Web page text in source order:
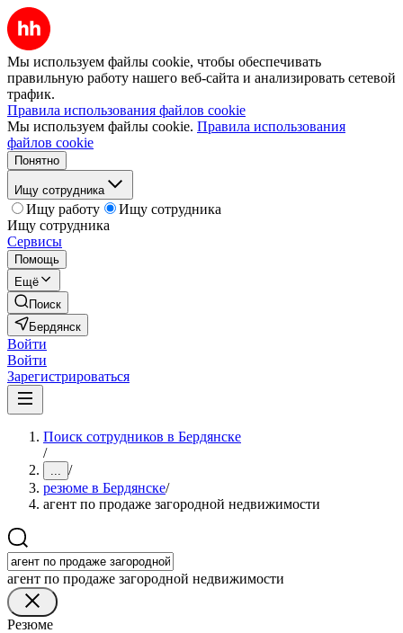
Мы используем файлы cookie, чтобы обеспечивать
правильную работу нашего веб-сайта и анализировать сетевой
трафик.
Правила использования файлов cookie
Мы используем файлы cookie. Правила использования
файлов cookie
Понятно
Ищу сотрудника
Ищу работу
Ищу сотрудника
Ищу сотрудника
Сервисы
Помощь
Ещё
Поиск
Бердянск
Войти
Войти
Зарегистрироваться
Поиск сотрудников в Бердянске
/
... /
резюме в Бердянске/
агент по продаже загородной недвижимости
агент по продаже загородной недвижимости
Резюме